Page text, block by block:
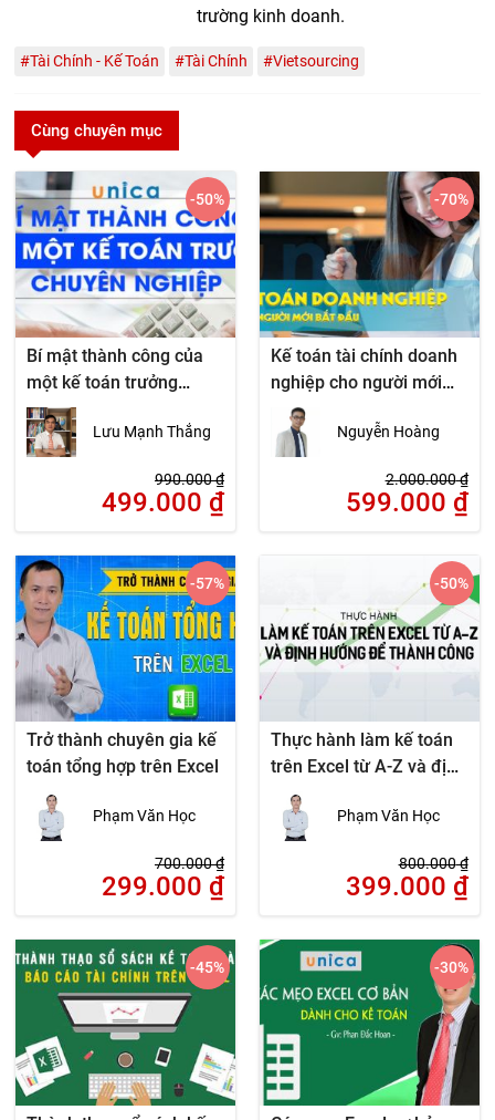
trường kinh doanh.
#Tài Chính - Kế Toán #Tài Chính #Vietsourcing
Cùng chuyên mục
Bí mật thành công của
một kế toán trưởng
chuyên nghiệp
Lưu Mạnh Thắng
990.000₫
499.000 ₫
-50%
Kế toán tài chính doanh
nghiệp cho người mới
bắt đầu
Nguyễn Hoàng
2.000.000₫
599.000 ₫
-70%
Trở thành chuyên gia kế
toán tổng hợp trên Excel
Phạm Văn Học
700.000₫
299.000 ₫
-57%
Thực hành làm kế toán
trên Excel từ A-Z và định
hướng để thành công
Phạm Văn Học
800.000₫
399.000 ₫
-50%
-45% -30%